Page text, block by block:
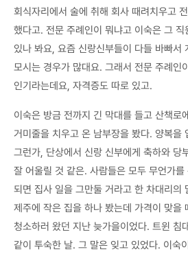
회식자리에서 술에 취해 회사 때려치우고
했다고. 전문 주례인이 뭐냐고 이숙은 그 직
있나 봐요, 요즘 신랑신부들이 다들 바빠서
모시는 경우가 많대요. 그래서 전문 주례인
인기라는데요, 자격증도 따로 있고.
이숙은 방금 전까지 긴 막대를 들고 산책로
거미줄을 치우고 온 남부장을 봤다. 양복을
그런가, 단상에서 신랑 신부에게 축하와 당
잘 어울릴 것 같은. 사람들은 모두 무언가
되면 집사 일을 그만둘 거라고 한 차대리의
제주에 작은 집을 하나 봤는데 가격이 맞을
청소하러 왔던 지난 늦가을이었다. 트윈 침
같이 투숙한 날. 그 말은 잊고 있었다. 이숙